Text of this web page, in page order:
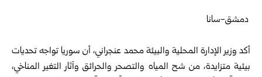
‏ ‏دمشق-سانا
أكد وزير الإدارة المحلية والبيئة محمد عنجراني، أن سوريا تواجه تحديات
‏بيئية متزايدة، من شح المياه والتصحر والحرائق وآثار التغير المناخي،